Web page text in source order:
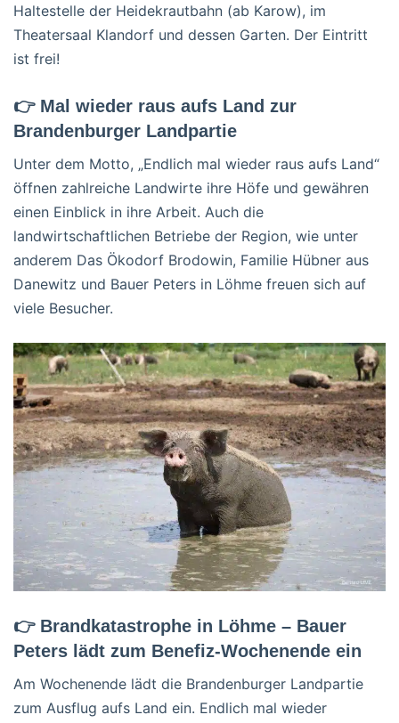
Haltestelle der Heidekrautbahn (ab Karow), im
Theatersaal Klandorf und dessen Garten. Der Eintritt
ist frei!
👉 Mal wieder raus aufs Land zur
Brandenburger Landpartie
Unter dem Motto, „Endlich mal wieder raus aufs Land“
öffnen zahlreiche Landwirte ihre Höfe und gewähren
einen Einblick in ihre Arbeit. Auch die
landwirtschaftlichen Betriebe der Region, wie unter
anderem Das Ökodorf Brodowin, Familie Hübner aus
Danewitz und Bauer Peters in Löhme freuen sich auf
viele Besucher.
👉 Brandkatastrophe in Löhme – Bauer
Peters lädt zum Benefiz-Wochenende ein
Am Wochenende lädt die Brandenburger Landpartie
zum Ausflug aufs Land ein. Endlich mal wieder